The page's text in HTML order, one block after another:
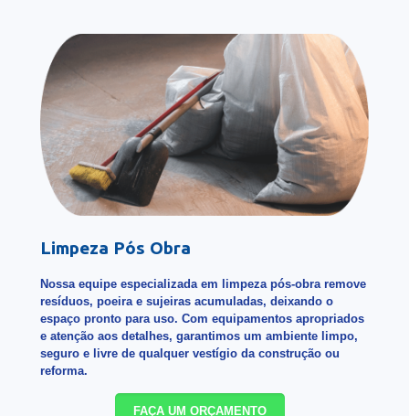
Limpeza Pós Obra
Nossa equipe especializada em limpeza pós-obra remove
resíduos, poeira e sujeiras acumuladas, deixando o
espaço pronto para uso. Com equipamentos apropriados
e atenção aos detalhes, garantimos um ambiente limpo,
seguro e livre de qualquer vestígio da construção ou
reforma.
FAÇA UM ORÇAMENTO